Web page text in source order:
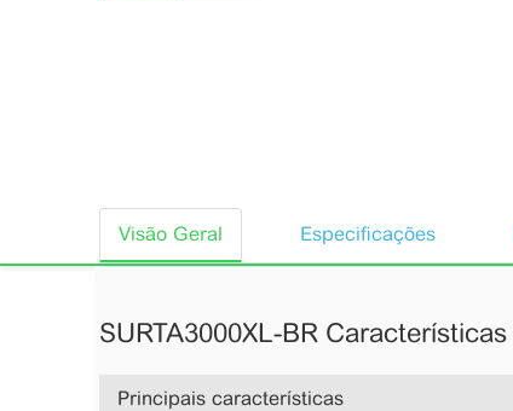
Visão Geral Especificações
SURTA3000XL-BR Características
Principais características